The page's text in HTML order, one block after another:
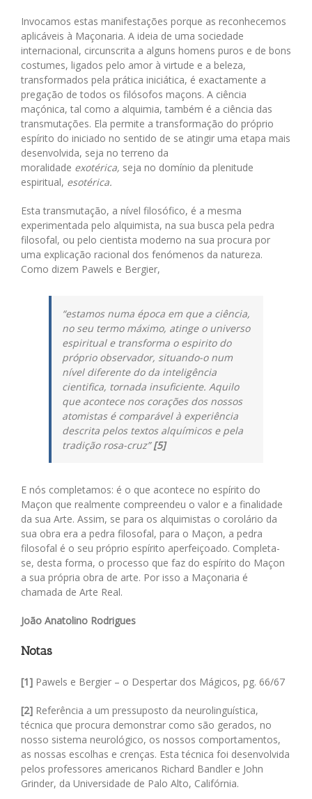
Invocamos estas manifestações porque as reconhecemos
aplicáveis à Maçonaria. A ideia de uma sociedade
internacional, circunscrita a alguns homens puros e de bons
costumes, ligados pelo amor à virtude e a beleza,
transformados pela prática iniciática, é exactamente a
pregação de todos os filósofos maçons. A ciência
maçónica, tal como a alquimia, também é a ciência das
transmutações. Ela permite a transformação do próprio
espírito do iniciado no sentido de se atingir uma etapa mais
desenvolvida, seja no terreno da
moralidade exotérica, seja no domínio da plenitude
espiritual, esotérica.
Esta transmutação, a nível filosófico, é a mesma
experimentada pelo alquimista, na sua busca pela pedra
filosofal, ou pelo cientista moderno na sua procura por
uma explicação racional dos fenómenos da natureza.
Como dizem Pawels e Bergier,
“estamos numa época em que a ciência,
no seu termo máximo, atinge o universo
espiritual e transforma o espirito do
próprio observador, situando-o num
nível diferente do da inteligência
cientifica, tornada insuficiente. Aquilo
que acontece nos corações dos nossos
atomistas é comparável à experiência
descrita pelos textos alquímicos e pela
tradição rosa-cruz”[5]
E nós completamos: é o que acontece no espírito do
Maçon que realmente compreendeu o valor e a finalidade
da sua Arte. Assim, se para os alquimistas o corolário da
sua obra era a pedra filosofal, para o Maçon, a pedra
filosofal é o seu próprio espírito aperfeiçoado. Completa-
se, desta forma, o processo que faz do espírito do Maçon
a sua própria obra de arte. Por isso a Maçonaria é
chamada de Arte Real.
João Anatolino Rodrigues
Notas
[1] Pawels e Bergier – o Despertar dos Mágicos, pg. 66/67
[2] Referência a um pressuposto da neurolinguística,
técnica que procura demonstrar como são gerados, no
nosso sistema neurológico, os nossos comportamentos,
as nossas escolhas e crenças. Esta técnica foi desenvolvida
pelos professores americanos Richard Bandler e John
Grinder, da Universidade de Palo Alto, Califórnia.